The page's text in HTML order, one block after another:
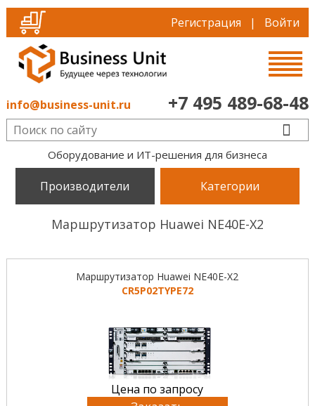
Регистрация | Войти
info@business-unit.ru +7 495 489-68-48
Оборудование и ИТ-решения для бизнеса
Производители Категории
Маршрутизатор Huawei NE40E-X2
Маршрутизатор Huawei NE40E-X2
CR5P02TYPE72
Цена по запросу